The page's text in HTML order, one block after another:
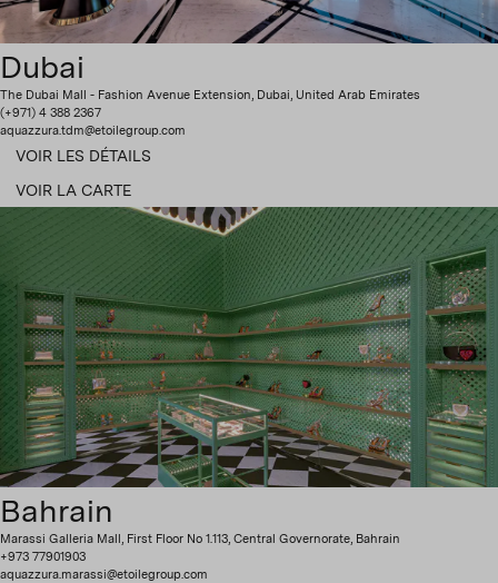
Dubai
The Dubai Mall - Fashion Avenue Extension, Dubai, United Arab Emirates
(+971) 4 388 2367
aquazzura.tdm@etoilegroup.com
VOIR LES DÉTAILS
VOIR LA CARTE
Bahrain
Marassi Galleria Mall, First Floor No 1.113, Central Governorate, Bahrain
+973 77901903
aquazzura.marassi@etoilegroup.com